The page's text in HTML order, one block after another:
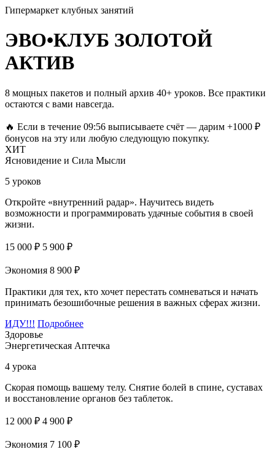
Гипермаркет клубных занятий
ЭВО•КЛУБ ЗОЛОТОЙ
АКТИВ
8 мощных пакетов и полный архив 40+ уроков. Все практики
остаются с вами навсегда.
🔥 Если в течение 09:56 выписываете счёт — дарим +1000 ₽
бонусов на эту или любую следующую покупку.
ХИТ
Ясновидение и Сила Мысли
5 уроков
Откройте «внутренний радар». Научитесь видеть
возможности и программировать удачные события в своей
жизни.
15 000 ₽ 5 900 ₽
Экономия 8 900 ₽
Практики для тех, кто хочет перестать сомневаться и начать
принимать безошибочные решения в важных сферах жизни.
ИДУ!!! Подробнее
Здоровье
Энергетическая Аптечка
4 урока
Скорая помощь вашему телу. Снятие болей в спине, суставах
и восстановление органов без таблеток.
12 000 ₽ 4 900 ₽
Экономия 7 100 ₽